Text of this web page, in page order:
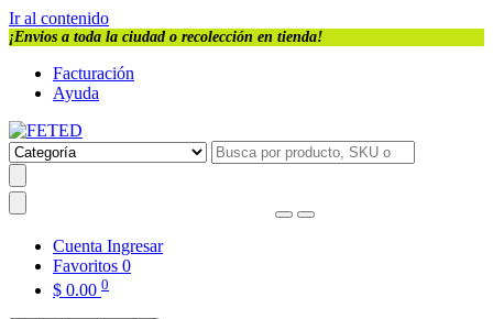
Ir al contenido
¡Envios a toda la ciudad o recolección en tienda!
Facturación
Ayuda
Cuenta Ingresar
Favoritos 0
$ 0.00 0